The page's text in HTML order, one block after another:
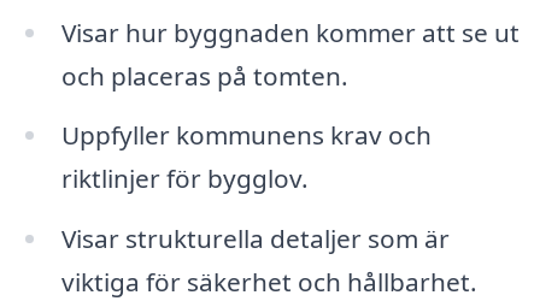
Visar hur byggnaden kommer att se ut
och placeras på tomten.
Uppfyller kommunens krav och
riktlinjer för bygglov.
Visar strukturella detaljer som är
viktiga för säkerhet och hållbarhet.